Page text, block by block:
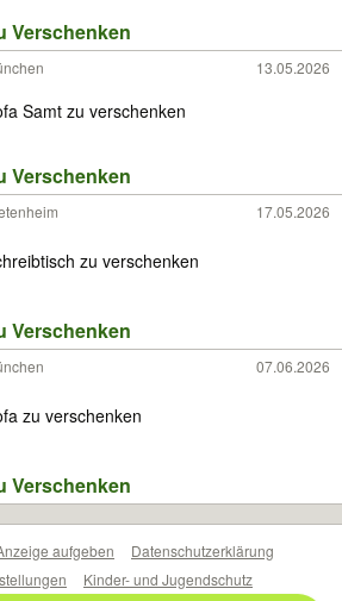
Verschenken
13.05.2026
Samt zu verschenken
Verschenken
17.05.2026
zu verschenken
Verschenken
07.06.2026
zu verschenken
Verschenken
aufgeben
Datenschutzerklärung
Kinder- und Jugendschutz